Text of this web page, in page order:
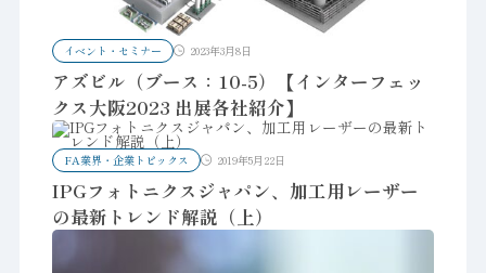
イベント・セミナー 2023年3月8日
アズビル（ブース：10-5）【インターフェッ
クス大阪2023 出展各社紹介】
FA業界・企業トピックス 2019年5月22日
IPGフォトニクスジャパン、加工用レーザー
の最新トレンド解説（上）